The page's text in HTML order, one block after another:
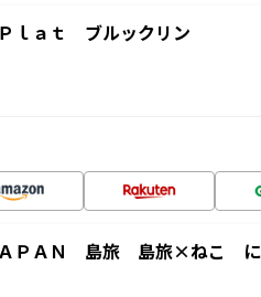
ｌａｔ ブルックリン
ＰＡＮ 島旅 島旅×ねこ に